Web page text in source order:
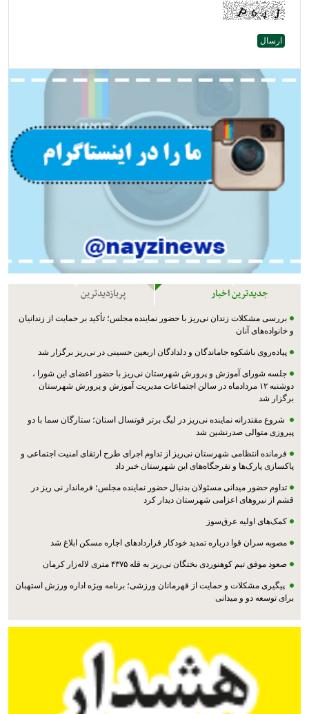
جدیدترین اخبار پربازدیدترین
بررسی مشکلات زندان نی‌ریز با حضور نماینده مجلس؛ تأکید بر حمایت از زندانیان
و خانواده‌های آنان
پیاده‌روی باشکوه جاماندگان و دلدادگان اربعین حسینی در نی‌ریز برگزار شد
جلسه شورای آموزش و پرورش شهرستان نی‌ریز با حضور اعضای این شورا ،
دوشنبه ۱۲ مردادماه در سالن اجتماعات مدیریت آموزش و پرورش شهرستان
برگزار شد
شروع مقتدرانه نماینده نی‌ریز در لیگ برتر فوتسال استان؛ ستارگان سما با دو
پیروزی متوالی صدرنشین شد
فرمانده انتظامی شهرستان نی‌ریز از تداوم اجرای طرح ارتقای امنیت اجتماعی و
پاکسازی پارک‌ها و تفرجگاه‌های این شهرستان خبر داد
تداوم حضور میدانی مسئولان بدنبال حضور نماینده مجلس؛ فرماندار نی ریز در
قشم از نیروهای اعزامی شهرستان دیدار کرد
کمک‌های اولیه عرق‌سوز
مصوبه سران قوا درباره تمدید خودکار قراردادهای اجاره مسکن ابلاغ شد
صعود موفق تیم کوهنوردی بختگان نی‌ریز به قله ۴۳۷۵ متری لاله‌زار کرمان
پیگیری مشکلات و حمایت از قهرمانان ورزشی؛ برنامه ویژه اداره ورزش استهبان
برای توسعه دو و میدانی